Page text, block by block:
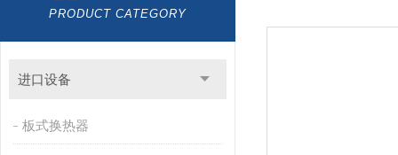
PRODUCT CATEGORY
进口设备
板式换热器